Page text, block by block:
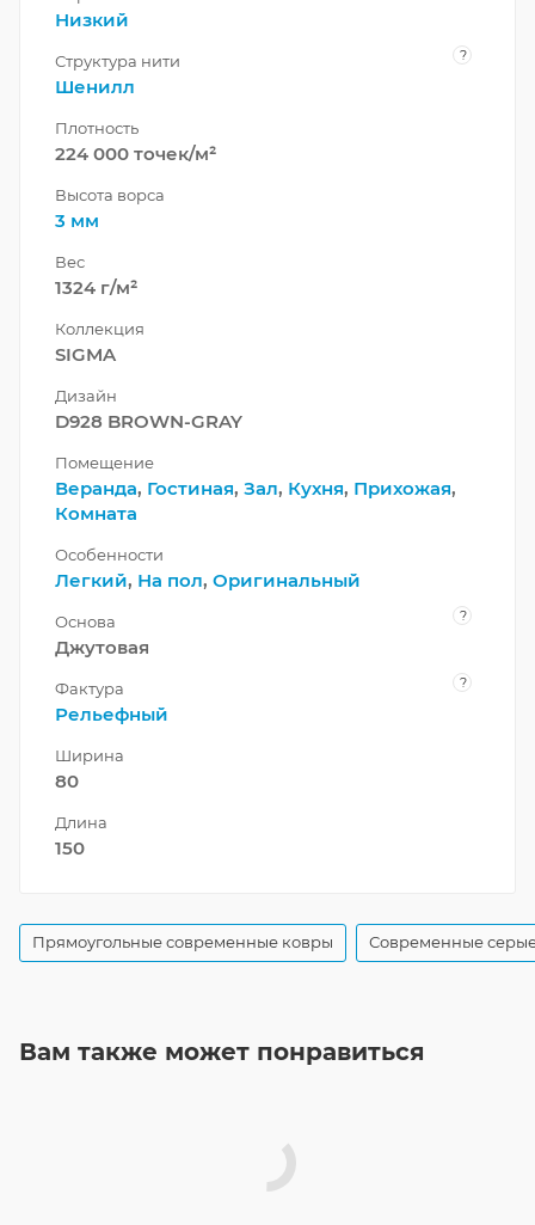
Низкий
Структура нити ?
Шенилл
Плотность
224 000 точек/м²
Высота ворса
3 мм
Вес
1324 г/м²
Коллекция
SIGMA
Дизайн
D928 BROWN-GRAY
Помещение
Веранда, Гостиная, Зал, Кухня, Прихожая,
Комната
Особенности
Легкий, На пол, Оригинальный
Основа ?
Джутовая
Фактура ?
Рельефный
Ширина
80
Длина
150
Прямоугольные современные ковры Современные
Вам также может понравиться